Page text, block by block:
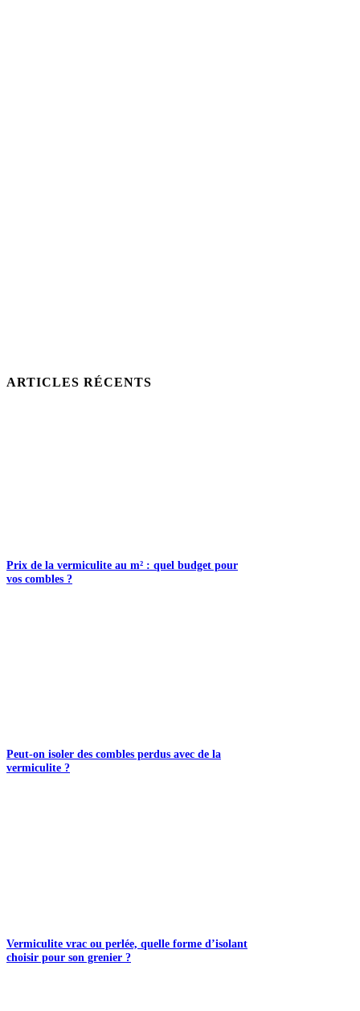
ARTICLES RÉCENTS
Prix de la vermiculite au m² : quel budget pour
vos combles ?
Peut-on isoler des combles perdus avec de la
vermiculite ?
Vermiculite vrac ou perlée, quelle forme d’isolant
choisir pour son grenier ?